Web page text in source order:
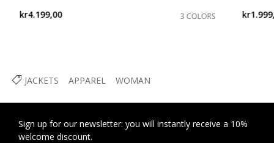
JACKETS APPAREL WOMAN
kr4.199,00
3 COLORS
Sign up for our newsletter: you will instantly receive a 10%
welcome discount.